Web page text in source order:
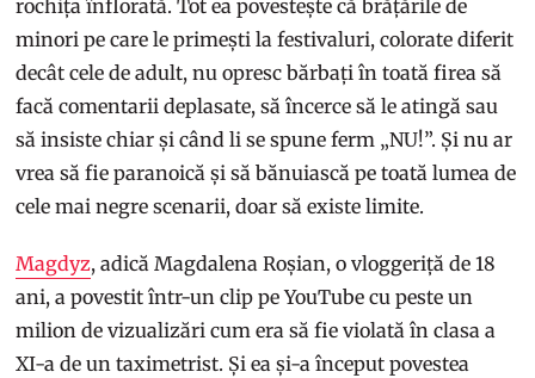
rochița înflorată. Tot ea povestește că brățările de
minori pe care le primești la festivaluri, colorate diferit
decât cele de adult, nu opresc bărbați în toată firea să
facă comentarii deplasate, să încerce să le atingă sau
să insiste chiar și când li se spune ferm „NU!”. Și nu ar
vrea să fie paranoică și să bănuiască pe toată lumea de
cele mai negre scenarii, doar să existe limite.
Magdyz, adică Magdalena Roșian, o vloggeriță de 18
ani, a povestit într-un clip pe YouTube cu peste un
milion de vizualizări cum era să fie violată în clasa a
XI-a de un taximetrist. Și ea și-a început povestea